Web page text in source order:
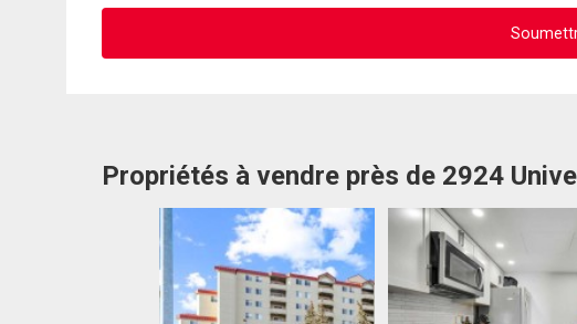
Propriétés à vendre près de 2924